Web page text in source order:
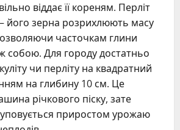
віддає її кореням. Перліт
його зерна розрихлюють масу
часточкам глини
собою. Для городу достатньо
чи перліту на квадратний
на глибину 10 см. Це
річкового піску, зате
приростом урожаю